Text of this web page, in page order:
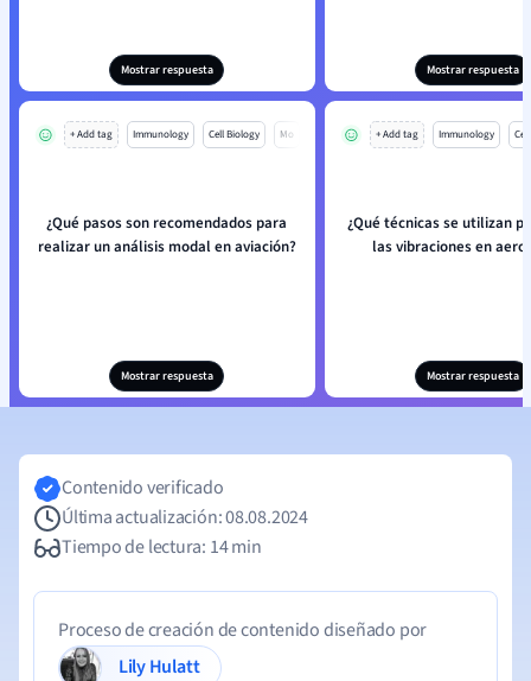
Mostrar respuesta Mostrar respuesta
+ Add tag Immunology Cell Biology Mo
¿Qué pasos son recomendados para
realizar un análisis modal en aviación?
Mostrar respuesta
+ Add tag Immunology
¿Qué técnicas se utilizan
las vibraciones en
Mostrar respuesta
Contenido verificado
Última actualización: 08.08.2024
Tiempo de lectura: 14 min
Proceso de creación de contenido diseñado por
Lily Hulatt